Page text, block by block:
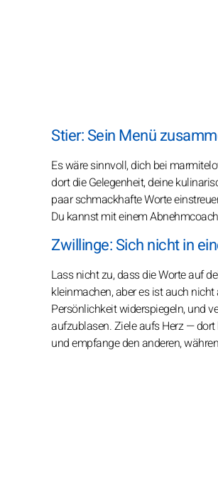
Stier: Sein Menü
Es wäre sinnvoll, dich bei
dort die Gelegenheit, deine
paar schmackhafte Worte
Du kannst mit einem
Zwillinge: Sich nicht in
Lass nicht zu, dass die Worte auf
kleinmachen, aber es ist auch
Persönlichkeit widerspiegeln, und
aufzublasen. Ziele aufs Herz —
und empfange den anderen,